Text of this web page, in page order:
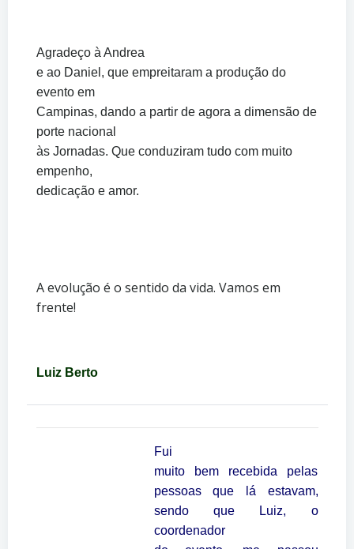
Agradeço à Andrea
e ao Daniel, que empreitaram a produção do
evento em
Campinas, dando a partir de agora a dimensão de
porte nacional
às Jornadas. Que conduziram tudo com muito
empenho,
dedicação e amor.
A evolução é o sentido da vida. Vamos em
frente!
Luiz Berto
Fui
muito bem recebida pelas
pessoas que lá estavam,
sendo que Luiz, o
coordenador